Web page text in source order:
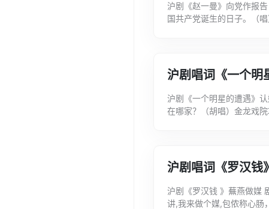
沪剧《赵一曼》向党作报
国共产党诞生的日子。（
沪剧唱词《一个明
沪剧《一个明星的遭遇》
在哪家？（胡唱）金龙戏
沪剧唱词《罗汉钱
沪剧《罗汉钱 》蕪燕做媒
讲,我来做个媒,包侬称心肠